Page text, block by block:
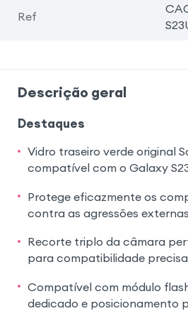
Ref
Descrição geral
Destaques
Vidro traseiro verde original
compatível com o Galaxy
Protege eficazmente os
contra as agressões externas
Recorte triplo da câmara
para compatibilidade precisa
Compatível com módulo
dedicado e posicionamento